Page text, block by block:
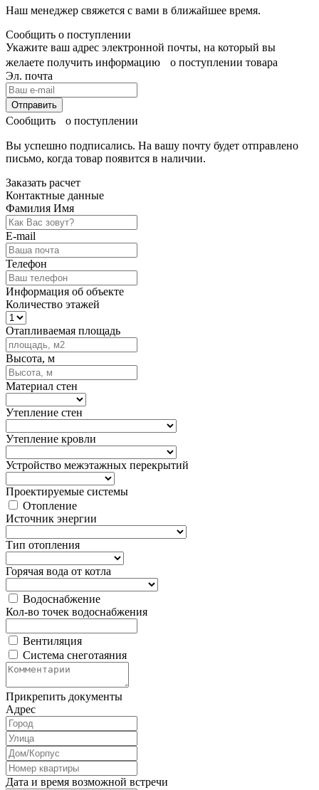
Наш менеджер свяжется с вами в ближайшее время.
Сообщить о поступлении
Укажите ваш адрес электронной почты, на который вы
желаете получить информацию о поступлении товара
Эл. почта
Отправить
Сообщить о поступлении
Вы успешно подписались. На вашу почту будет отправлено
письмо, когда товар появится в наличии.
Заказать расчет
Контактные данные
Фамилия Имя
E-mail
Телефон
Информация об объекте
Количество этажей
Отапливаемая площадь
Высота, м
Материал стен
Утепление стен
Утепление кровли
Устройство межэтажных перекрытий
Проектируемые системы
Отопление
Источник энергии
Тип отопления
Горячая вода от котла
Водоснабжение
Кол-во точек водоснабжения
Вентиляция
Система снеготаяния
Прикрепить документы
Адрес
Дата и время возможной встречи